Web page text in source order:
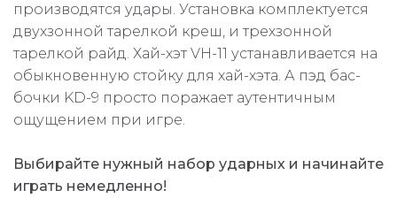
производятся удары. Установка комплектуется
двухзонной тарелкой креш, и трехзонной
тарелкой райд. Хай-хэт VH-11 устанавливается на
обыкновенную стойку для хай-хэта. А пэд бас-
бочки KD-9 просто поражает аутентичным
ощущением при игре.
Выбирайте нужный набор ударных и начинайте
играть немедленно!